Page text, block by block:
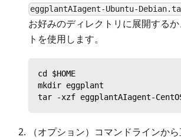
eggplantAIagent-Ubuntu-
お好みのディレクトリに展開する
トを使用します。
cd $HOME
mkdir eggplant
tar -xzf eggplantAIagent-
（オプション）コマンドラインか